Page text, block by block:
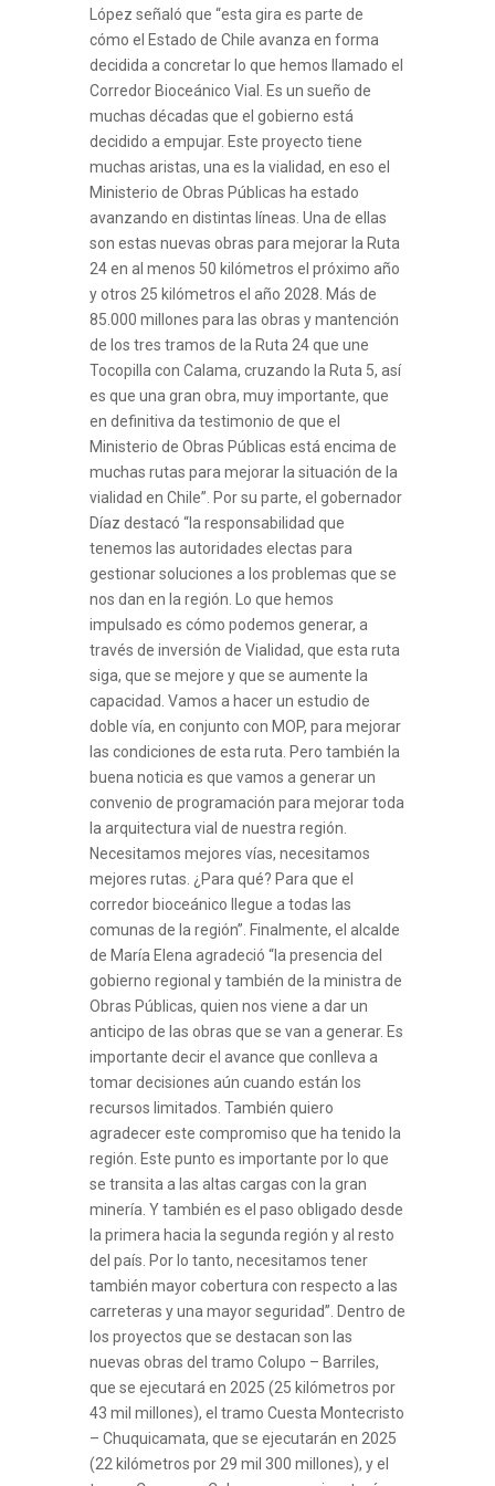
López señaló que “esta gira es parte de
cómo el Estado de Chile avanza en forma
decidida a concretar lo que hemos llamado el
Corredor Bioceánico Vial. Es un sueño de
muchas décadas que el gobierno está
decidido a empujar. Este proyecto tiene
muchas aristas, una es la vialidad, en eso el
Ministerio de Obras Públicas ha estado
avanzando en distintas líneas. Una de ellas
son estas nuevas obras para mejorar la Ruta
24 en al menos 50 kilómetros el próximo año
y otros 25 kilómetros el año 2028. Más de
85.000 millones para las obras y mantención
de los tres tramos de la Ruta 24 que une
Tocopilla con Calama, cruzando la Ruta 5, así
es que una gran obra, muy importante, que
en definitiva da testimonio de que el
Ministerio de Obras Públicas está encima de
muchas rutas para mejorar la situación de la
vialidad en Chile”. Por su parte, el gobernador
Díaz destacó “la responsabilidad que
tenemos las autoridades electas para
gestionar soluciones a los problemas que se
nos dan en la región. Lo que hemos
impulsado es cómo podemos generar, a
través de inversión de Vialidad, que esta ruta
siga, que se mejore y que se aumente la
capacidad. Vamos a hacer un estudio de
doble vía, en conjunto con MOP, para mejorar
las condiciones de esta ruta. Pero también la
buena noticia es que vamos a generar un
convenio de programación para mejorar toda
la arquitectura vial de nuestra región.
Necesitamos mejores vías, necesitamos
mejores rutas. ¿Para qué? Para que el
corredor bioceánico llegue a todas las
comunas de la región”. Finalmente, el alcalde
de María Elena agradeció “la presencia del
gobierno regional y también de la ministra de
Obras Públicas, quien nos viene a dar un
anticipo de las obras que se van a generar. Es
importante decir el avance que conlleva a
tomar decisiones aún cuando están los
recursos limitados. También quiero
agradecer este compromiso que ha tenido la
región. Este punto es importante por lo que
se transita a las altas cargas con la gran
minería. Y también es el paso obligado desde
la primera hacia la segunda región y al resto
del país. Por lo tanto, necesitamos tener
también mayor cobertura con respecto a las
carreteras y una mayor seguridad”. Dentro de
los proyectos que se destacan son las
nuevas obras del tramo Colupo – Barriles,
que se ejecutará en 2025 (25 kilómetros por
43 mil millones), el tramo Cuesta Montecristo
– Chuquicamata, que se ejecutarán en 2025
(22 kilómetros por 29 mil 300 millones), y el